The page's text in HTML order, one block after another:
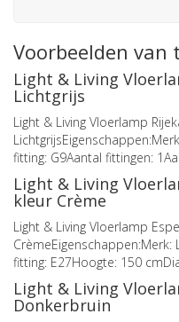
Voorbeelden van
Light & Living
Lichtgrijs
Light & Living Vloerlamp
fitting: G9Aantal fittingen:
Light & Living
kleur Crème
Light & Living Vloerlamp
CrèmeEigenschappen:Merk:
fitting: E27Hoogte: 150
Light & Living
Donkerbruin